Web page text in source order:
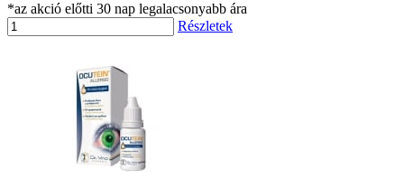
*az akció előtti 30 nap legalacsonyabb ára
Részletek